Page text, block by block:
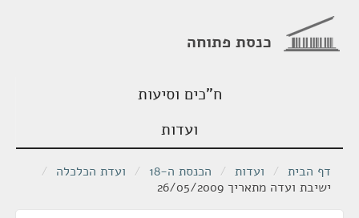
כנסת פתוחה
ח"כים וסיעות
ועדות
דף הבית / ועדות / הכנסת ה-18 / ועדת הכלכלה /
ישיבת ועדה מתאריך 26/05/2009